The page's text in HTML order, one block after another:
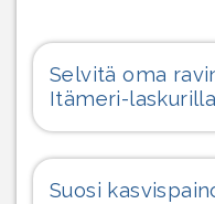
Selvitä oma
Itämeri-laskurilla
Suosi